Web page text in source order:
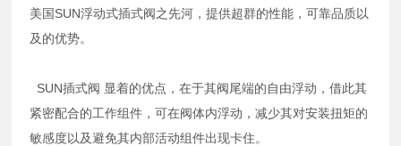
美国SUN浮动式插式阀之先河，提供超群的性能，可靠品质以
及的优势。
SUN插式阀 显着的优点，在于其阀尾端的自由浮动，借此其
紧密配合的工作组件，可在阀体内浮动，减少其对安装扭矩的
敏感度以及避免其内部活动组件出现卡住。